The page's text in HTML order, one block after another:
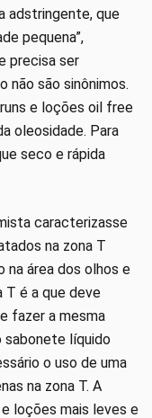
adstringente, que
pequena”,
precisa ser
não são sinônimos.
e loções oil free
oleosidade. Para
seco e rápida
caracterizasse
na zona T
na área dos olhos e
T é a que deve
fazer a mesma
sabonete líquido
o uso de uma
na zona T. A
loções mais leves e